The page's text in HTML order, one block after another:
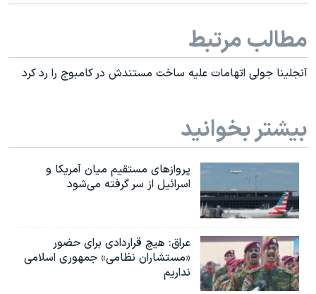
مطالب مرتبط
آنجلینا جولی اتهامات علیه ساخت مستندش در کامبوج را رد کرد
بیشتر بخوانید
پروازهای مستقیم میان آمریکا و
اسرائیل از سر گرفته می‌شود
عراق: هیچ قراردادی برای حضور
«مستشاران نظامی» جمهوری اسلامی
نداریم